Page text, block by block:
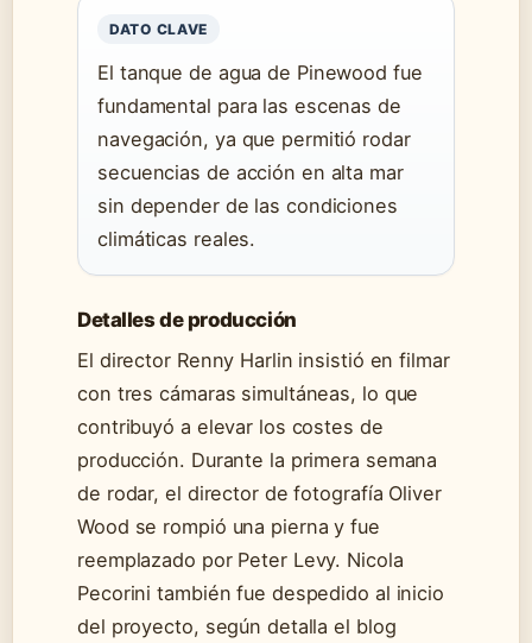
DATO CLAVE
El tanque de agua de Pinewood fue
fundamental para las escenas de
navegación, ya que permitió rodar
secuencias de acción en alta mar
sin depender de las condiciones
climáticas reales.
Detalles de producción
El director Renny Harlin insistió en filmar
con tres cámaras simultáneas, lo que
contribuyó a elevar los costes de
producción. Durante la primera semana
de rodar, el director de fotografía Oliver
Wood se rompió una pierna y fue
reemplazado por Peter Levy. Nicola
Pecorini también fue despedido al inicio
del proyecto, según detalla el blog